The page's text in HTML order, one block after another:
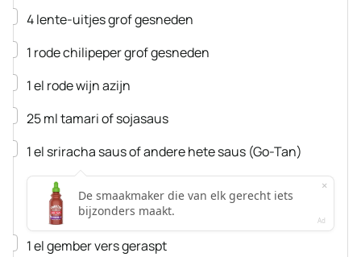
▢
4lente-uitjesgrof gesneden
▢
1 rode chilipepergrof gesneden
▢
1el rode wijn azijn
▢
25mltamariof sojasaus
▢
1el sriracha sausof andere hete saus (Go-Tan)
▢
1elgembervers geraspt